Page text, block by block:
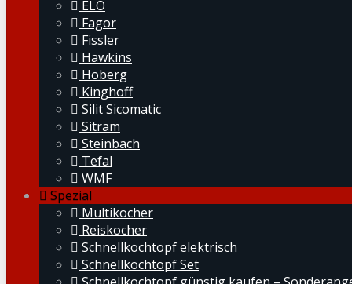
ELO
Fagor
Fissler
Hawkins
Hoberg
Kinghoff
Silit Sicomatic
Sitram
Steinbach
Tefal
WMF
Spezial
Multikocher
Reiskocher
Schnellkochtopf elektrisch
Schnellkochtopf Set